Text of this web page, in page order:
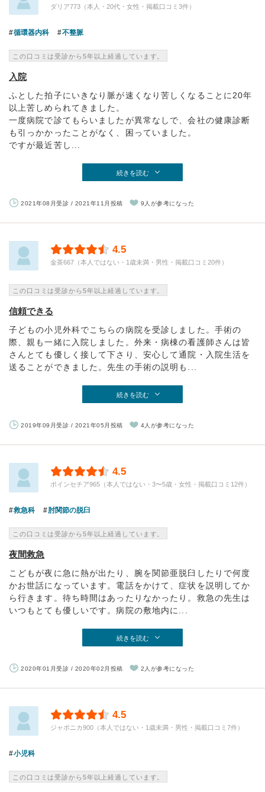
ダリア773（本人・20代・女性・掲載口コミ3件）
循環器内科 不整脈
この口コミは受診から5年以上経過しています。
入院
ふとした拍子にいきなり脈が速くなり苦しくなることに20年
以上苦しめられてきました。
一度病院で診てもらいましたが異常なしで、会社の健康診断
も引っかかったことがなく、困っていました。
ですが最近苦し...
続きを読む
2021年08月受診 / 2021年11月投稿 9人が参考になった
4.5
金茶667（本人ではない・1歳未満・男性・掲載口コミ20件）
この口コミは受診から5年以上経過しています。
信頼できる
子どもの小児外科でこちらの病院を受診しました。手術の
際、親も一緒に入院しました。外来・病棟の看護師さんは皆
さんとても優しく接して下さり、安心して通院・入院生活を
送ることができました。先生の手術の説明も...
続きを読む
2019年09月受診 / 2021年05月投稿 4人が参考になった
4.5
ポインセチア965（本人ではない・3〜5歳・女性・掲載口コミ12件）
救急科 肘関節の脱臼
この口コミは受診から5年以上経過しています。
夜間救急
こどもが夜に急に熱が出たり、腕を関節亜脱臼したりで何度
かお世話になっています。電話をかけて、症状を説明してか
ら行きます。待ち時間はあったりなかったり。救急の先生は
いつもとても優しいです。病院の敷地内に...
続きを読む
2020年01月受診 / 2020年02月投稿 2人が参考になった
4.5
ジャポニカ900（本人ではない・1歳未満・男性・掲載口コミ7件）
小児科
この口コミは受診から5年以上経過しています。